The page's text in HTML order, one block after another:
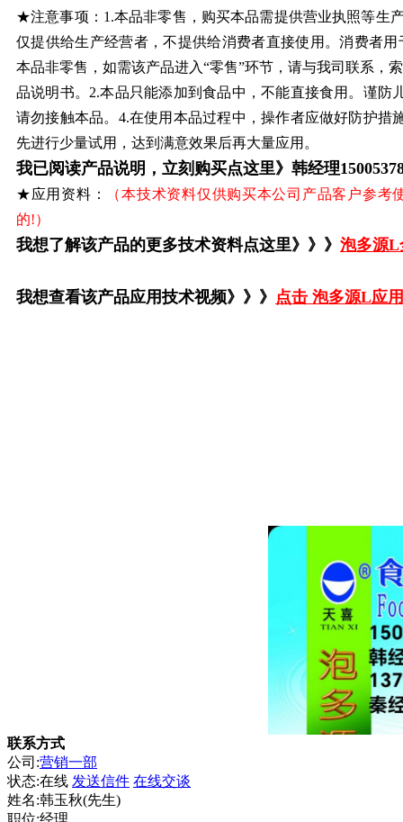
★注意事项：1.本品非零售，购买本品需提供营业执照等生
仅提供给生产经营者，不提供给消费者直接使用。消费者
本品非零售，如需该产品进入“零售”环节，请与我司联系，
品说明书。2.本品只能添加到食品中，不能直接食用。谨防
请勿接触本品。4.在使用本品过程中，操作者应做好防护措
先进行少量试用，达到满意效果后再大量应用。
我已阅读产品说明，立刻购买点这里》韩经理
★应用资料：
（本技术资料仅供购买本公司产品客户参
的!）
我想了解该产品的更多技术资料点这里》》》 泡多源L
我想查看该产品应用技术视频》》》 点击 泡多源L应
联系方式
公司:营销一部
状态:在线 发送信件 在线交谈
姓名:韩玉秋(先生)